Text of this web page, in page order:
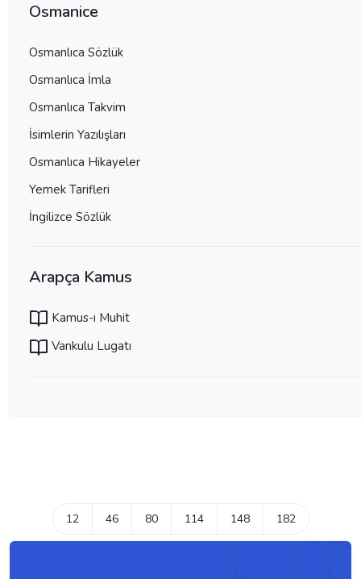
Osmanice
Osmanlıca Sözlük
Osmanlıca İmla
Osmanlıca Takvim
İsimlerin Yazılışları
Osmanlıca Hikayeler
Yemek Tarifleri
İngilizce Sözlük
Arapça Kamus
Kamus-ı Muhit
Vankulu Lugatı
12 46 80 114 148 182